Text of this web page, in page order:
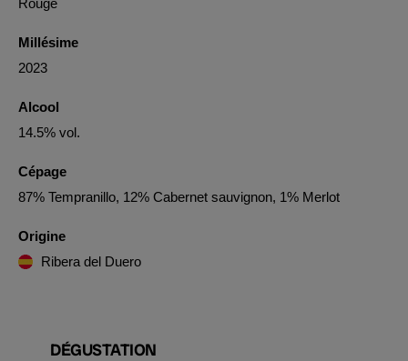
Rouge
Millésime
2023
Alcool
14.5% vol.
Cépage
87% Tempranillo, 12% Cabernet sauvignon, 1% Merlot
Origine
Ribera del Duero
DÉGUSTATION